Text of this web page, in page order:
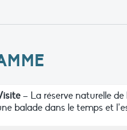
– La réserve naturelle de
balade dans le temps et